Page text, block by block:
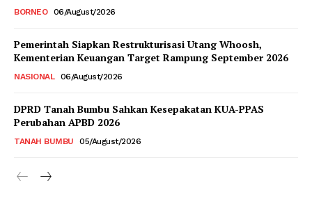
BORNEO 06/August/2026
Pemerintah Siapkan Restrukturisasi Utang Whoosh,
Kementerian Keuangan Target Rampung September 2026
NASIONAL 06/August/2026
DPRD Tanah Bumbu Sahkan Kesepakatan KUA-PPAS
Perubahan APBD 2026
TANAH BUMBU 05/August/2026